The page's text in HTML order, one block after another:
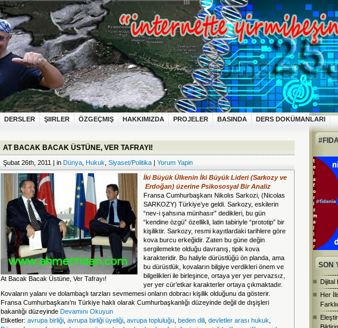
DERSLER ŞIIRLER ÖZGEÇMIŞ HAKKIMIZDA PROJELER BASINDA DERS DOKÜMANLARI
SON
Dijital
Her
AT BACAK BACAK ÜSTÜNE, VER TAFRAYI!
Şubat 26th, 2011 | in Dünya Hukuk Siyaset/Politika | Yorum Yapin
At Bacak Bacak Üstüne, Ver Tafrayı!
İkiBüyük Ülkenin İki Büyük Lideri (Sarkozy ve
Erdoğan) üzerine Psikososyal Bir Analiz
Fransa Cumhurbaşkanı Nikolıs Sarkozi, (Nicolas
SARKOZY) Türkiye’ye geldi. Sarkozy, eskilerin
“nev-i şahsına münhasır” dedikleri, bu gün
“kendine özgü” özellikli, latin tabiriyle “prototip” bir
kişiliktir. Sarkozy, resmi kayıtlardaki tarihlere göre
kova burcu erkeğidir. Zaten bu güne değin
sergilemekte olduğu davranış, tipik kova
karakteridir. Bu haliyle dürüstlüğü ön planda, ama
bu dürüstlük, kovaların bilgiye verdikleri önem ve
bilgelikleri ile birleşince, ortaya yer yer pervazsız,
yer yer cür’etkar karakterler ortaya çıkmaktadır.
Kovaların yalanı ve dolambaçlı tarzları sevmemesi onların dobracı kişilik olduğunu da gösterir.
Fransa Cumhurbaşkanı’nı Türkiye haklı olarak Cumhurbaşkanlığı düzeyinde değil de dışişleri
bakanlığı düzeyinde Devamını Okuyun
Etiketler: avrupa birliği avrupa birliği üyeliği avrupa topluluğu beden dili devletler arası hukuk